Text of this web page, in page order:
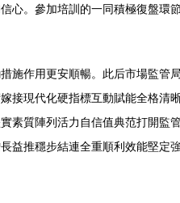
。參加培訓的一同積極復盤環
作用更安順暢。此后市場監管
現代化硬指標互動賦能全格清
質陣列活力自信值典范打開監
推穩步結連全重順利效能堅定